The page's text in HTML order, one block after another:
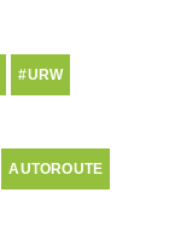
#URW
AUTOROUTE